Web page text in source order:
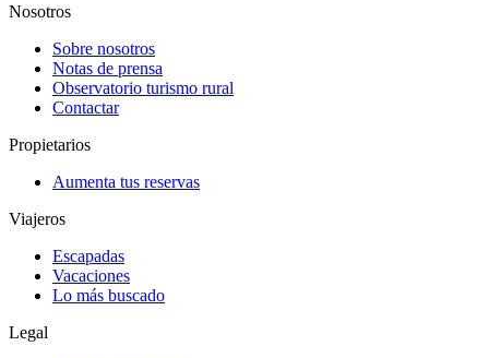
Nosotros
Sobre nosotros
Notas de prensa
Observatorio turismo rural
Contactar
Propietarios
Aumenta tus reservas
Viajeros
Escapadas
Vacaciones
Lo más buscado
Legal